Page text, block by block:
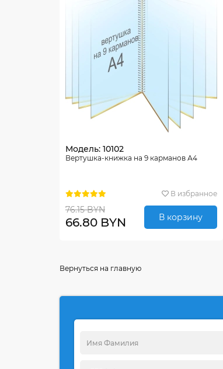
Модель: 10102
Вертушка-книжка на 9 карманов А4
В избранное
76.15 BYN
66.80 BYN В корзину
Вернуться на главную